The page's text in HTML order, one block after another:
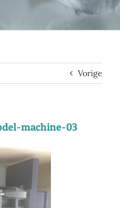
Vorige
machine-03